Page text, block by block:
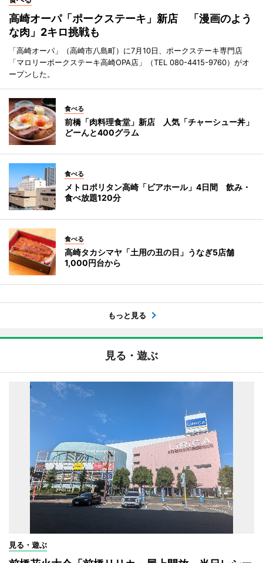
高崎オーパ「ポークステーキ」新店 「漫画のよう
な肉」2キロ挑戦も
「高崎オーパ」（高崎市八島町）に7月10日、ポークステーキ専門店
「マロリーポークステーキ高崎OPA店」（TEL 080-4415-9760）がオ
ープンした。
食べる
前橋「肉料理食堂」新店 人気「チャーシュー丼」
どーんと400グラム
食べる
メトロポリタン高崎「ビアホール」4日間 飲み・
食べ放題120分
食べる
高崎タカシマヤ「土用の丑の日」うなぎ5店舗
1,000円台から
もっと見る
見る・遊ぶ
見る・遊ぶ